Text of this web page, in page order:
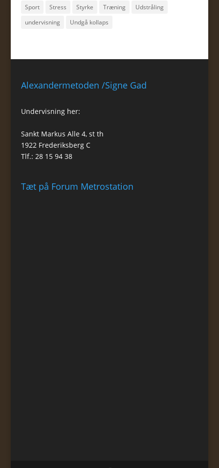
Sport
Stress Styrke Træning
Udstråling
undervisning
Undgå kollaps
Alexandermetoden /Signe Gad
Undervisning her:
Sankt Markus Alle 4, st th
1922 Frederiksberg C
Tlf.: 28 15 94 38
Tæt på Forum Metrostation